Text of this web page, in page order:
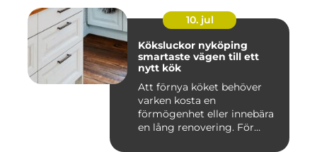
10. jul
Köksluckor nyköping
smartaste vägen till ett
nytt kök
Att förnya köket behöver
varken kosta en
förmögenhet eller innebära
en lång renovering. För